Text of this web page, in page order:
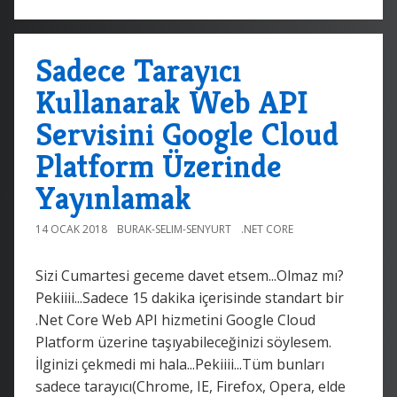
Sadece Tarayıcı
Kullanarak Web API
Servisini Google Cloud
Platform Üzerinde
Yayınlamak
14 OCAK 2018 BURAK-SELIM-SENYURT .NET CORE
Sizi Cumartesi geceme davet etsem...Olmaz mı?
Pekiiii...Sadece 15 dakika içerisinde standart bir
.Net Core Web API hizmetini Google Cloud
Platform üzerine taşıyabileceğinizi söylesem.
İlginizi çekmedi mi hala...Pekiiii...Tüm bunları
sadece tarayıcı(Chrome, IE, Firefox, Opera, elde